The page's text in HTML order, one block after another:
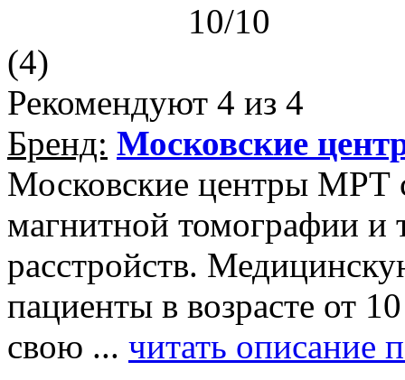
10/10
(4)
Рекомендуют 4 из 4
Бренд: Московские
Московские центры МРТ
магнитной томографии и
расстройств.
пациенты в возрасте от
свою ... читать описание